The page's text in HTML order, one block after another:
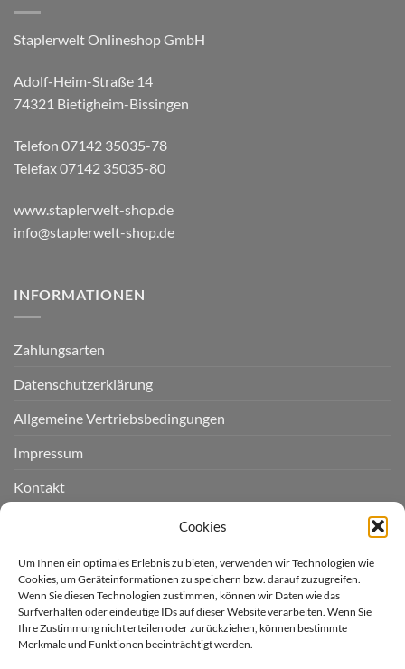
Cookies
Um Ihnen ein optimales Erlebnis zu bieten, verwenden wir Technologien wie
Cookies, um Geräteinformationen zu speichern bzw. darauf zuzugreifen.
Wenn Sie diesen Technologien zustimmen, können wir Daten wie das
Surfverhalten oder eindeutige IDs auf dieser Website verarbeiten. Wenn Sie
Ihre Zustimmung nicht erteilen oder zurückziehen, können bestimmte
Merkmale und Funktionen beeinträchtigt werden.
Staplerwelt Onlineshop GmbH
Adolf-Heim-Straße 14
74321 Bietigheim-Bissingen
Telefon 07142 35035-78
Telefax 07142 35035-80
www.staplerwelt-shop.de
info@staplerwelt-shop.de
INFORMATIONEN
Zahlungsarten
Datenschutzerklärung
Allgemeine Vertriebsbedingungen
Impressum
Kontakt
Cookie-Richtlinie (EU)
LIEFERGEBIET